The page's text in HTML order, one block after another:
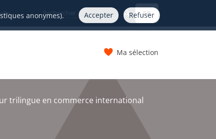
anonymes). Accepter Refuser
FR
Ma sélection
trilingue en commerce international